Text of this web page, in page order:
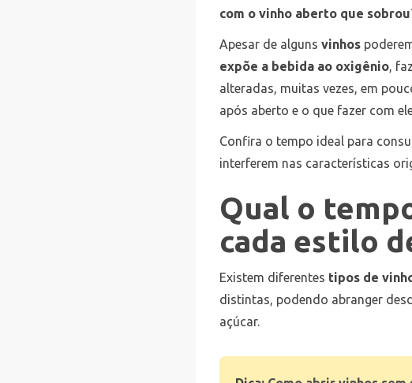
com o vinho aberto que sobrou
Apesar de algunsvinhos
expõe a bebida ao oxigênio,
alteradas, muitas vezes, em
após aberto e o que fazer com
Confira o tempo ideal para
interferem nas características
Qual o
cada estilo
Existem diferentes tipos de
distintas, podendo abranger
açúcar.